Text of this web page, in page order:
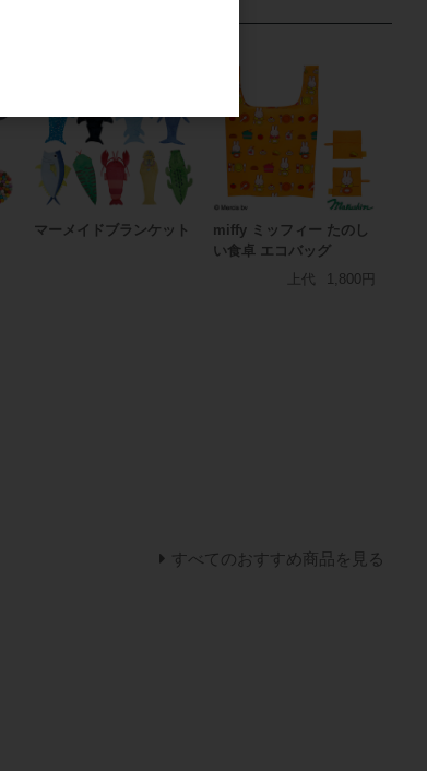
マーメイドブランケット
miffy ミッフィー たのし
い食卓 エコバッグ
上代
1,800円
すべてのおすすめ商品を見る